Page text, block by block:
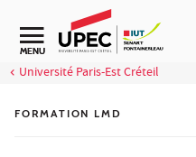
Aller au contenu
Navigation secondaire
MENU
Université Paris-Est Créteil
FORMATION LMD